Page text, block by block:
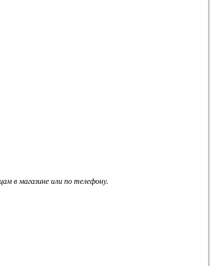
в магазине или по телефону.